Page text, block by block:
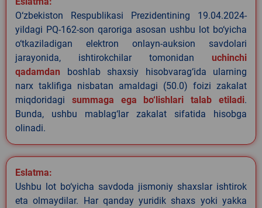
O‘zbekiston Respublikasi Prezidentining 19.04.2024-
yildagi PQ-162-son qaroriga asosan ushbu lot bo‘yicha
o‘tkaziladigan elektron onlayn-auksion savdolari
jarayonida, ishtirokchilar tomonidan uchinchi
qadamdan boshlab shaxsiy hisobvarag‘ida ularning
narx taklifiga nisbatan amaldagi (50.0) foizi zakalat
miqdoridagi summaga ega bo‘lishlari talab etiladi.
Bunda, ushbu mablag‘lar zakalat sifatida hisobga
olinadi.
Eslatma:
Ushbu lot bo‘yicha savdoda jismoniy shaxslar ishtirok
eta olmaydilar. Har qanday yuridik shaxs yoki yakka